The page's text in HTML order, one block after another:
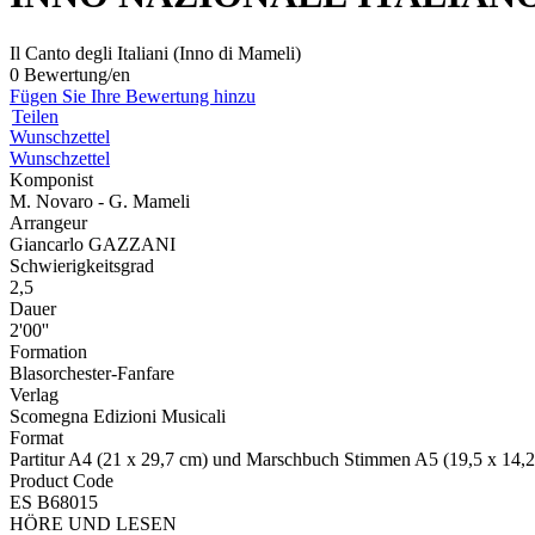
Il Canto degli Italiani (Inno di Mameli)
0 Bewertung/en
Fügen Sie Ihre Bewertung hinzu
Teilen
Wunschzettel
Wunschzettel
Komponist
M. Novaro - G. Mameli
Arrangeur
Giancarlo GAZZANI
Schwierigkeitsgrad
2,5
Dauer
2'00''
Formation
Blasorchester-Fanfare
Verlag
Scomegna Edizioni Musicali
Format
Partitur A4 (21 x 29,7 cm) und Marschbuch Stimmen A5 (19,5 x
Product Code
ES B68015
HÖRE UND LESEN